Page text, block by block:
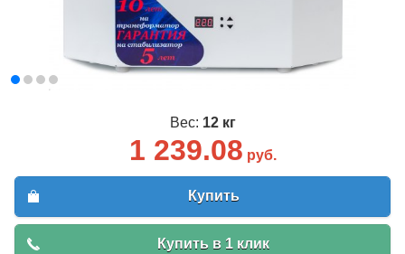
Вес: 12 кг
1 239.08 руб.
Купить
Купить в 1 клик